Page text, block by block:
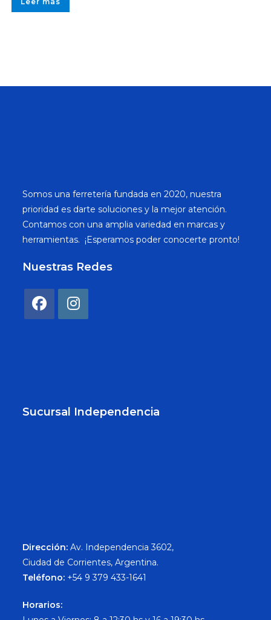
Somos una ferretería fundada en 2020, nuestra
prioridad es darte soluciones y la mejor atención.
Contamos con una amplia variedad en marcas y
herramientas. ¡Esperamos poder conocerte pronto!
Nuestras Redes
Sucursal Independencia
Dirección: Av. Independencia 3602,
Ciudad de Corrientes, Argentina.
Teléfono: +54 9 379 433-1641
Horarios: